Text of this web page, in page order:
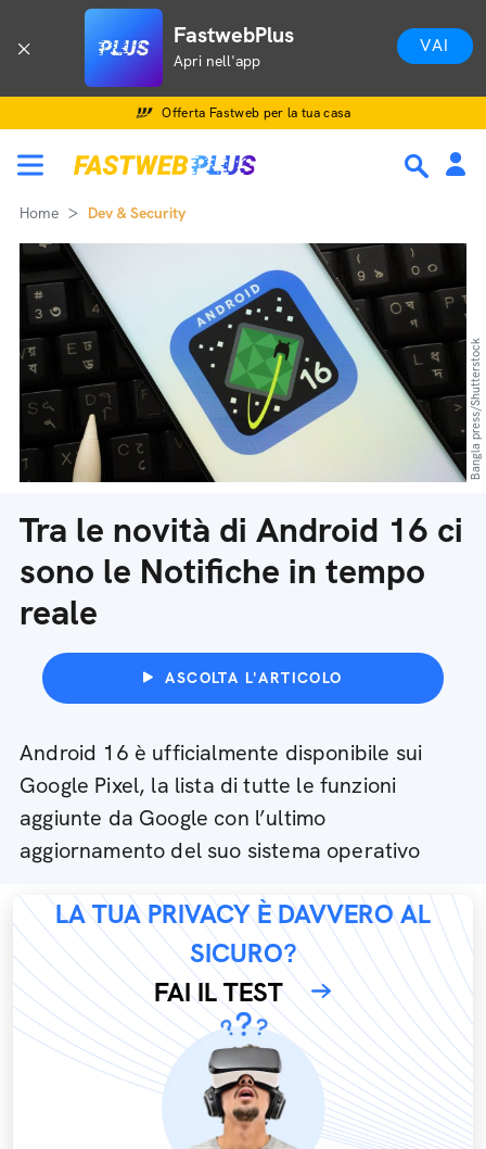
FastwebPlus
Apri nell'app
VAI
Offerta Fastweb per la tua casa
Home Dev & Security
Tra le novità di Android 16 ci
sono le Notifiche in tempo
reale
ASCOLTA L'ARTICOLO
Android 16 è ufficialmente disponibile sui
Google Pixel, la lista di tutte le funzioni
aggiunte da Google con l’ultimo
aggiornamento del suo sistema operativo
Bangla press/Shutterstock
LA TUA PRIVACY È DAVVERO AL
SICURO?
FAI IL TEST